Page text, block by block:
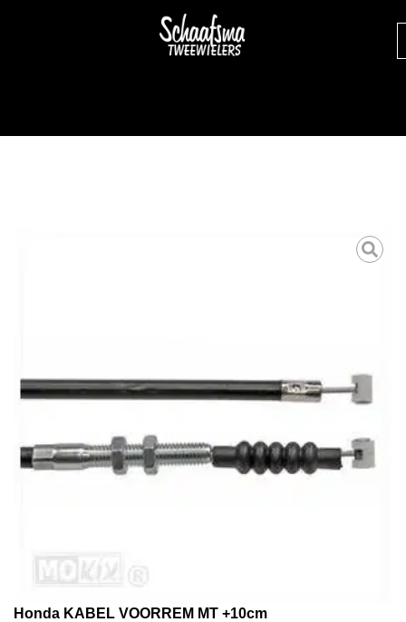
Honda KABEL VOORREM MT +10cm